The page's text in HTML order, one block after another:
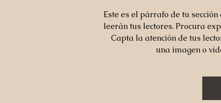
Este es el párrafo de tu
leerán tus lectores. Procura
Capta la atención de tus
una imagen o